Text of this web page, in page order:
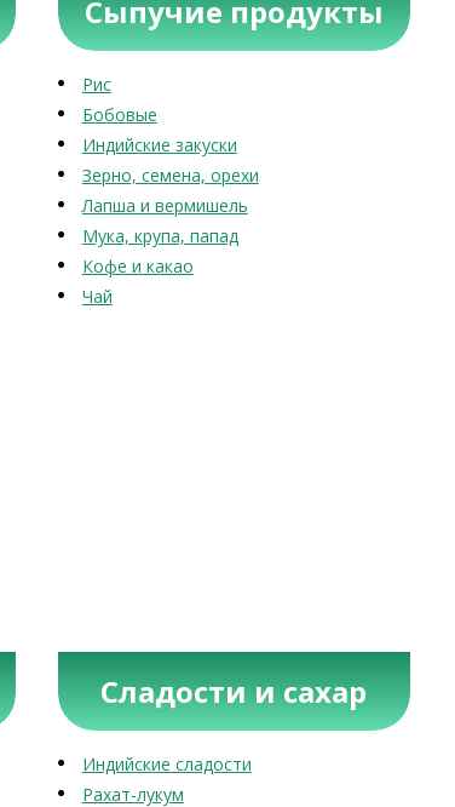
Сыпучие продукты
Рис
Бобовые
Индийские закуски
Зерно, семена, орехи
Лапша и вермишель
Мука, крупа, папад
Кофе и какао
Чай
Сладости и сахар
Индийские сладости
Рахат-лукум